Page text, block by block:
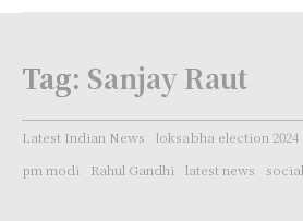
Tag: Sanjay Raut
Latest Indian News loksabha election 2024
pm modi
Rahul Gandhi latest news